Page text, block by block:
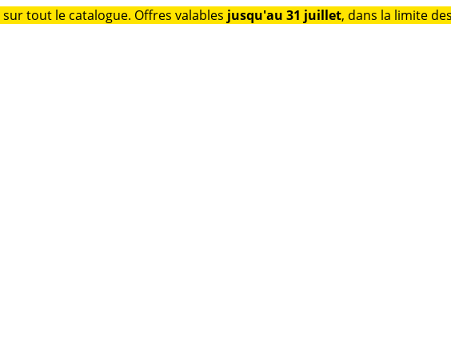
sur tout le catalogue. Offres valables jusqu'au 31 juillet, dans la limite